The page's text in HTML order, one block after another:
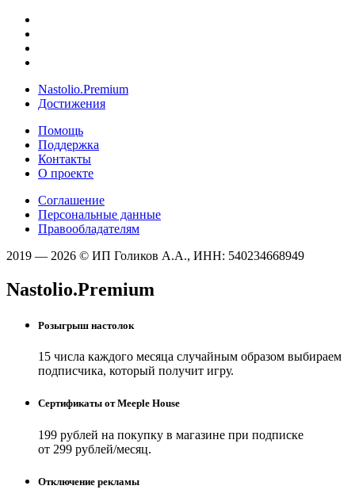
Nastolio.Premium
Достижения
Помощь
Поддержка
Контакты
О проекте
Соглашение
Персональные данные
Правообладателям
2019 — 2026 © ИП Голиков А.А., ИНН: 540234668949
Nastolio.Premium
Розыгрыш настолок
15 числа каждого месяца случайным образом выбираем
подписчика, который получит игру.
Сертификаты от Meeple House
199 рублей на покупку в магазине при подписке
от 299 рублей/месяц.
Отключение рекламы